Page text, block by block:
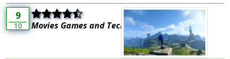
9
10 Movies Games and Tech